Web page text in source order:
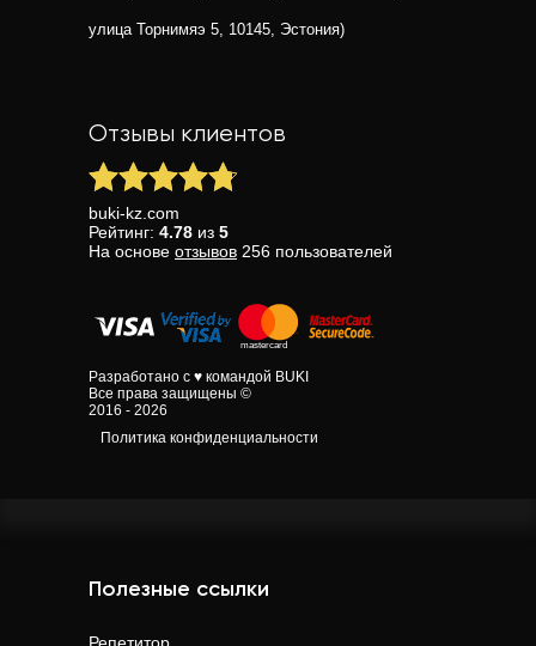
улица Торнимяэ 5, 10145, Эстония)
Отзывы клиентов
buki-kz.com
Рейтинг: 4.78 из 5
На основе отзывов 256 пользователей
Разработано с ♥ командой BUKI
Все права защищены ©
2016 - 2026
Политика конфиденциальности
Полезные ссылки